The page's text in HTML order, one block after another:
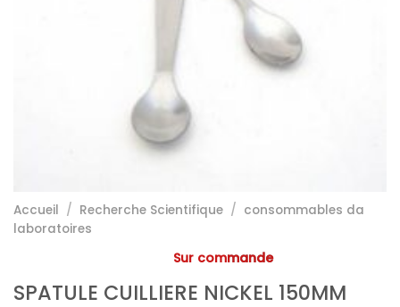
Accueil / Recherche Scientifique / consommables da
laboratoires
Sur commande
SPATULE CUILLIERE NICKEL 150MM